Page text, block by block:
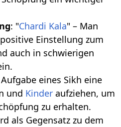
: "Chardi Kala" – Man
Einstellung zum
auch in schwierigen
eines Sikh eine
und Kinderaufziehen, um
zu erhalten.
als Gegensatz zu dem